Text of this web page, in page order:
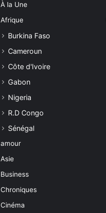
À la Une
Afrique
Burkina Faso
Cameroun
Côte d'Ivoire
Gabon
Nigeria
R.D Congo
Sénégal
amour
Asie
Business
Chroniques
Cinéma